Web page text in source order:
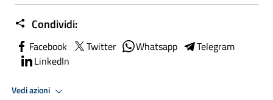
Condividi:
Facebook Twitter Whatsapp
Telegram
LinkedIn
Vedi azioni